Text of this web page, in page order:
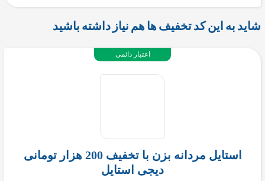
شاید به این کد تخفیف ها هم نیاز داشته باشید
استایل مردانه بزن با تخفیف 200 هزار تومانی
دیجی استایل
اعتبار دائمی